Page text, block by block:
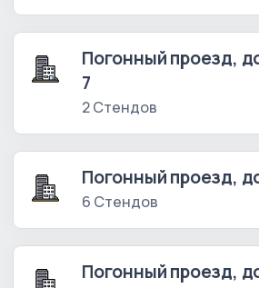
Погонный проезд,
7
2 Стендов
Погонный проезд,
6 Стендов
Погонный проезд,